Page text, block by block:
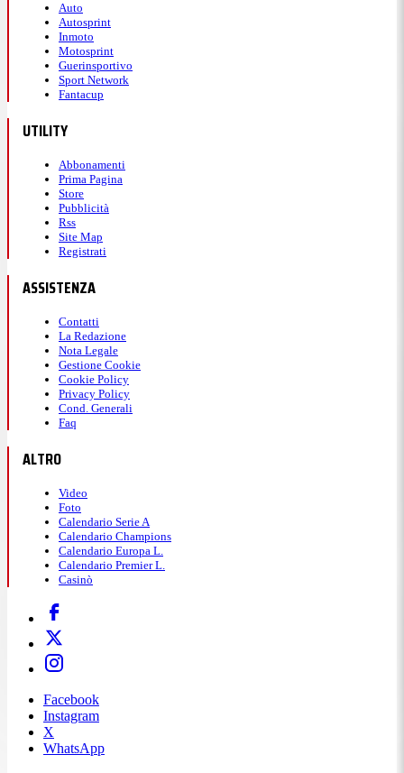
Auto
Autosprint
Inmoto
Motosprint
Guerinsportivo
Sport Network
Fantacup
UTILITY
Abbonamenti
Prima Pagina
Store
Pubblicità
Rss
Site Map
Registrati
ASSISTENZA
Contatti
La Redazione
Nota Legale
Gestione Cookie
Cookie Policy
Privacy Policy
Cond. Generali
Faq
ALTRO
Video
Foto
Calendario Serie A
Calendario Champions
Calendario Europa L.
Calendario Premier L.
Casinò
Facebook
Instagram
X
WhatsApp